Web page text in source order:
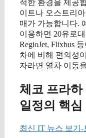
적한 환경을 제공
이트나 오스트리
매가 가능합니다.
이용하면 20유로
RegioJet, Flixbus
차에 비해 편의성
자라면 열차 이동
체코 프라
일정의 핵심
최신 IT 뉴스 보기-